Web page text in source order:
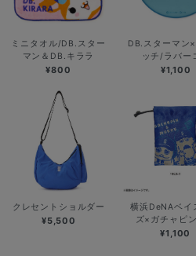
ミニタオル/DB.スター
マン＆DB.キララ
¥800
DB.スターマン
ッチ/ラバー
¥1,100
クレセントショルダー
¥5,500
横浜DeNAベイ
ズ×ガチャピ
¥1,100